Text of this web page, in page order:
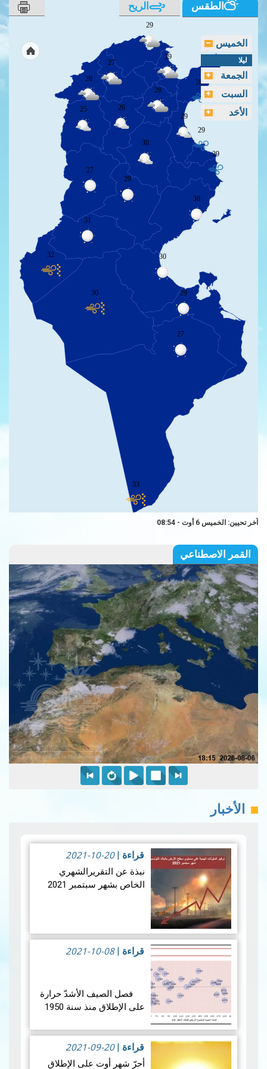
الطقس الريح
29
29
28
28
27
26
28
25
30
29
29
29
27
29
30
30
31
32
30 29
27
33
الخميس
ليلا
الجمعة
السبت
الأحَد
آخر تحيين: الخميس 6 أوت - 08:54
القمر الاصطناعي
الأخبار
قراءة |
2021-10-20
نبذة عن التقريرالشهري
الخاص بشهر سبتمبر 2021
التونسية بتحسن ملحوظ خلال
شهر سبتمبر 2021 فقد
مقارنة بشه…
قراءة المزيد
قراءة |
2021-10-08
فصل الصيف الأشدّ حرارة
على الإطلاق منذ سنة 1950
تميّز صيف 2021 بارتفاع
قراءة |
2021-09-20
أحرّ شهر أوت على الإطلاق